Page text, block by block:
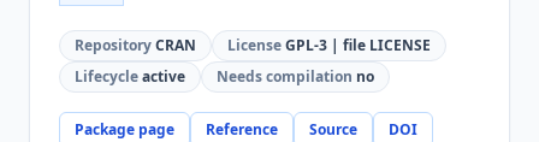
RepositoryCRAN LicenseGPL-3 | file LICENSE
Lifecycleactive Needs compilation no
Package page Reference Source DOI